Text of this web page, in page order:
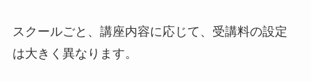
スクールごと、講座内容に応じて、受講料の設定
は大きく異なります。